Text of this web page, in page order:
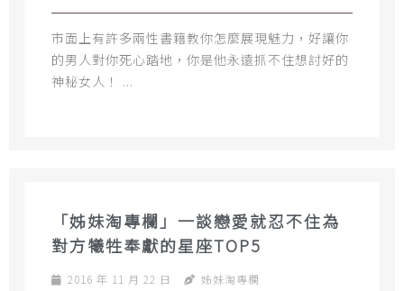
市面上有許多兩性書籍教你怎麼展現魅力，好讓你
的男人對你死心踏地，你是他永遠抓不住想討好的
神秘女人！ ...
「姊妹淘專欄」一談戀愛就忍不住為
對方犧牲奉獻的星座TOP5
2016 年 11 月 22 日 姊妹淘專欄